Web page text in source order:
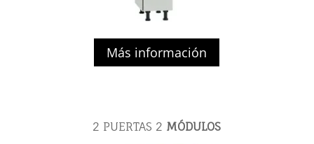
Más información
2 PUERTAS 2 MÓDULOS